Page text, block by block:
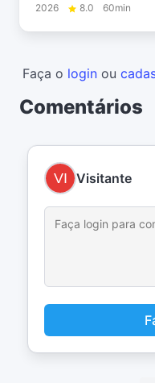
2026
8.0 60min
Faça o login ou
Comentários
Visitante